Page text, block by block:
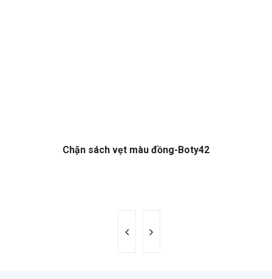
Chặn sách vẹt màu đồng-Boty42